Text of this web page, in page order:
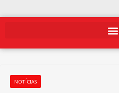
NOTÍCIAS